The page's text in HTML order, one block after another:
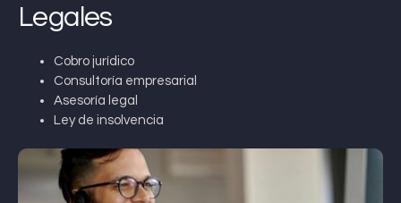
Legales
Cobro jurídico
Consultoría empresarial
Asesoría legal
Ley de insolvencia